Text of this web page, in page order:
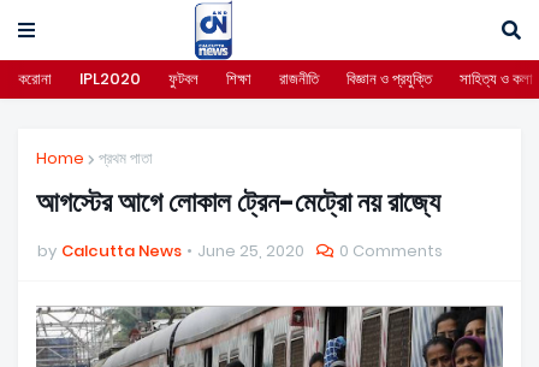
করোনা IPL2020 ফুটবল শিক্ষা রাজনীতি বিজ্ঞান ও প্রযুক্তি সাহিত্য ও কলা
Home প্রথম পাতা
আগস্টের আগে লোকাল ট্রেন-মেট্রো নয় রাজ্যে
by Calcutta News June 25, 2020 0 Comments